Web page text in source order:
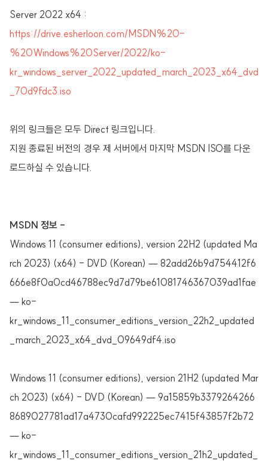
Server 2022 x64 :
https://drive.esherloon.com/MSDN%20-
%20Windows%20Server/2022/ko-
kr_windows_server_2022_updated_march_2023_x64_dvd
_70d9fdc3.iso
위의 링크들은 모두 Direct 링크입니다.
지원 종료된 버전의 경우 제 서버에서 마지막 MSDN ISO를 다운
로드하실 수 있습니다.
MSDN 정보 -
Windows 11 (consumer editions), version 22H2 (updated Ma
rch 2023) (x64) - DVD (Korean) — 82add26b9d754412f6
666e8f0a0cd46788ec9d7d79be61081746367039ad1fae
— ko-
kr_windows_11_consumer_editions_version_22h2_updated
_march_2023_x64_dvd_09649df4.iso
Windows 11 (consumer editions), version 21H2 (updated Mar
ch 2023) (x64) - DVD (Korean) — 9a15859b3379264266
8689027781ad17a4730cafd992225ec7415f43857f2b72
— ko-
kr_windows_11_consumer_editions_version_21h2_updated_